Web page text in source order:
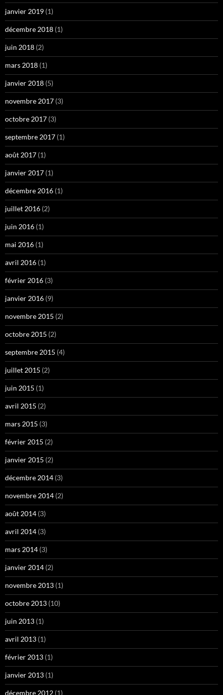
janvier 2019 (1)
décembre 2018 (1)
juin 2018 (2)
mars 2018 (1)
janvier 2018 (5)
novembre 2017 (3)
octobre 2017 (3)
septembre 2017 (1)
août 2017 (1)
janvier 2017 (1)
décembre 2016 (1)
juillet 2016 (2)
juin 2016 (1)
mai 2016 (1)
avril 2016 (1)
février 2016 (3)
janvier 2016 (9)
novembre 2015 (2)
octobre 2015 (2)
septembre 2015 (4)
juillet 2015 (2)
juin 2015 (1)
avril 2015 (2)
mars 2015 (3)
février 2015 (2)
janvier 2015 (2)
décembre 2014 (3)
novembre 2014 (2)
août 2014 (3)
avril 2014 (3)
mars 2014 (3)
janvier 2014 (2)
novembre 2013 (1)
octobre 2013 (10)
juin 2013 (1)
avril 2013 (1)
février 2013 (1)
janvier 2013 (1)
décembre 2012 (1)